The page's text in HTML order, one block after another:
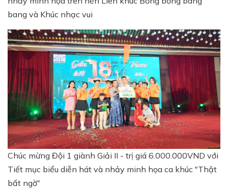
bang và Khúc nhạc vui
Chúc mừng Đội 1 giành Giải II - trị giá 6.000.000VND với
Tiết mục biểu diễn hát và nhảy minh họa ca khúc "Thật
bất ngờ"